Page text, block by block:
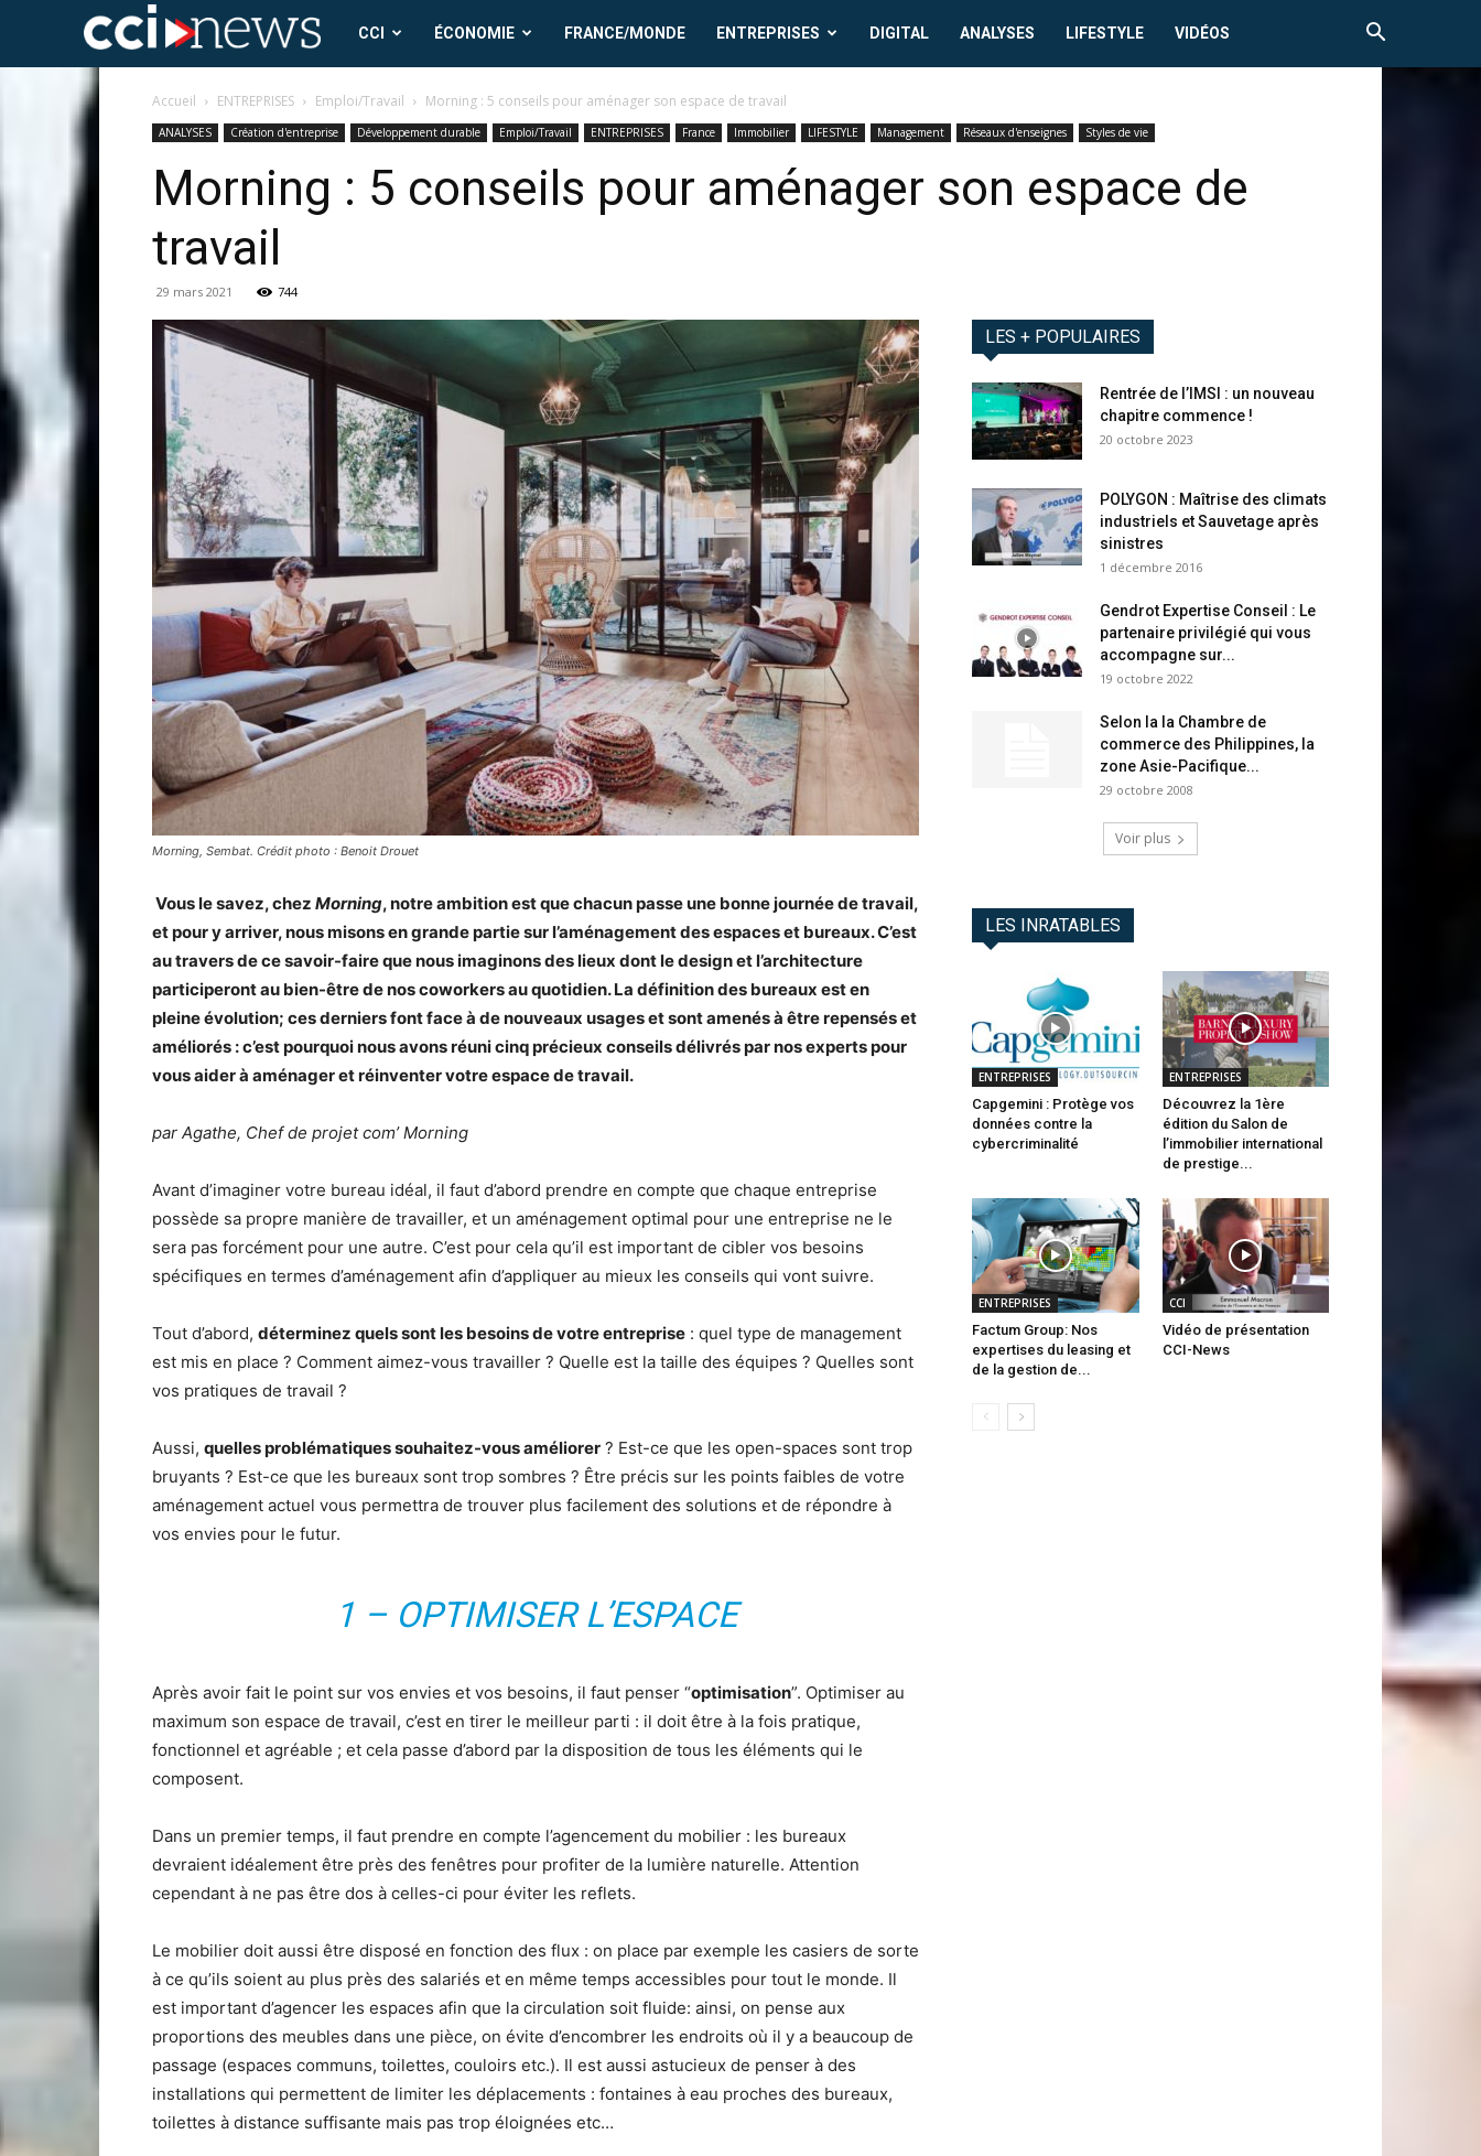
CCI
News
CCI ÉCONOMIE FRANCE/MONDE ENTREPRISES DIGITAL ANALYSES LIFESTYLE VIDÉOS
Accueil ENTREPRISES Emploi/Travail Morning : 5 conseils pour aménager son espace de travail
ANALYSES Création d'entreprise Développement durable Emploi/Travail ENTREPRISES France Immobilier LIFESTYLE Management Réseaux d'enseignes Styles de vie
Morning : 5 conseils pour aménager son espace de
travail
29 mars 2021 744
Morning, Sembat. Crédit photo : Benoit Drouet
Vous le savez, chez Morning, notre ambition est que chacun passe une bonne journée de travail,
et pour y arriver, nous misons en grande partie sur l’aménagement des espaces et bureaux. C’est
au travers de ce savoir-faire que nous imaginons des lieux dont le design et l’architecture
participeront au bien-être de nos coworkers au quotidien. La définition des bureaux est en
pleine évolution; ces derniers font face à de nouveaux usages et sont amenés à être repensés et
améliorés : c’est pourquoi nous avons réuni cinq précieux conseils délivrés par nos experts pour
vous aider à aménager et réinventer votre espace de travail.
par Agathe, Chef de projet com’ Morning
Avant d’imaginer votre bureau idéal, il faut d’abord prendre en compte que chaque entreprise
possède sa propre manière de travailler, et un aménagement optimal pour une entreprise ne le
sera pas forcément pour une autre. C’est pour cela qu’il est important de cibler vos besoins
spécifiques en termes d’aménagement afin d’appliquer au mieux les conseils qui vont suivre.
Tout d’abord, déterminez quels sont les besoins de votre entreprise : quel type de management
est mis en place ? Comment aimez-vous travailler ? Quelle est la taille des équipes ? Quelles sont
vos pratiques de travail ?
Aussi, quelles problématiques souhaitez-vous améliorer ? Est-ce que les open-spaces sont trop
bruyants ? Est-ce que les bureaux sont trop sombres ? Être précis sur les points faibles de votre
aménagement actuel vous permettra de trouver plus facilement des solutions et de répondre à
vos envies pour le futur.
1 – OPTIMISER L’ESPACE
Après avoir fait le point sur vos envies et vos besoins, il faut penser “optimisation”. Optimiser au
maximum son espace de travail, c’est en tirer le meilleur parti : il doit être à la fois pratique,
fonctionnel et agréable ; et cela passe d’abord par la disposition de tous les éléments qui le
composent.
Dans un premier temps, il faut prendre en compte l’agencement du mobilier : les bureaux
devraient idéalement être près des fenêtres pour profiter de la lumière naturelle. Attention
cependant à ne pas être dos à celles-ci pour éviter les reflets.
Le mobilier doit aussi être disposé en fonction des flux : on place par exemple les casiers de sorte
à ce qu’ils soient au plus près des salariés et en même temps accessibles pour tout le monde. Il
est important d’agencer les espaces afin que la circulation soit fluide: ainsi, on pense aux
proportions des meubles dans une pièce, on évite d’encombrer les endroits où il y a beaucoup de
passage (espaces communs, toilettes, couloirs etc.). Il est aussi astucieux de penser à des
installations qui permettent de limiter les déplacements : fontaines à eau proches des bureaux,
toilettes à distance suffisante mais pas trop éloignées etc…
LES + POPULAIRES
Rentrée de l’IMSI : un nouveau
chapitre commence !
20 octobre 2023
POLYGON : Maîtrise des climats
industriels et Sauvetage après
sinistres
1 décembre 2016
Gendrot Expertise Conseil : Le
partenaire privilégié qui vous
accompagne sur...
19 octobre 2022
Selon la la Chambre de
commerce des Philippines, la
zone Asie-Pacifique...
29 octobre 2008
Voir plus
LES INRATABLES
ENTREPRISES
Capgemini : Protège vos
données contre la
cybercriminalité
ENTREPRISES
Découvrez la 1ère
édition du Salon de
l’immobilier international
de prestige...
ENTREPRISES
Factum Group: Nos
expertises du leasing et
de la gestion de...
CCI
Vidéo de présentation
CCI-News